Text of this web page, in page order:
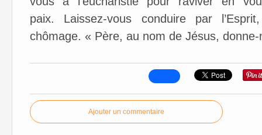
paix. Laissez-vous conduire par
chômage. « Père, au nom de Jésus,
Ajouter un commentaire